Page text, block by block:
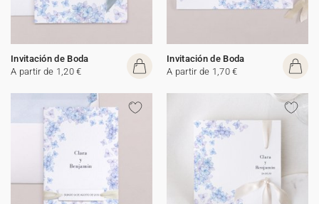
Invitación de Boda
A partir de 1,20 €
Invitación de Boda
A partir de 1,70 €